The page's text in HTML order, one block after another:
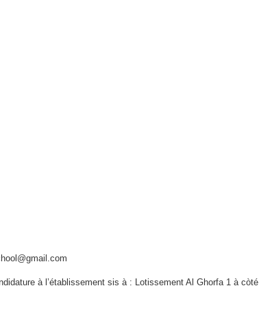
à l’établissement sis à : Lotissement Al Ghorfa 1 à còté